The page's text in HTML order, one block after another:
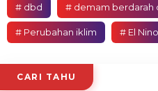
# dbd # demam berdarah
# Perubahan iklim # El Nino
CARI TAHU